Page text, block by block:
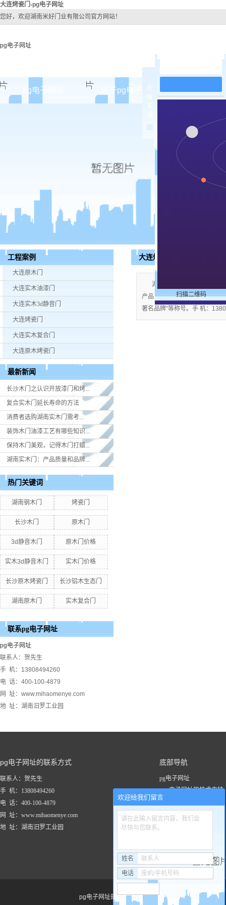
大连烤瓷门-pg电子网址
您好，欢迎湖南米好门业有限公司官方网站！
pg电子网址
pg电子网址 关于pg电子网址
公司团队
pg电子网址
大连实木
大连实木
大连烤
大连实木
工程案例
大连原木门
大连实木油漆门
大连实木3d静音门
大连烤瓷门
大连实木复合门
大连原木烤瓷门
最新新闻
长沙木门之认识开放漆门和烤...
复合实木门延长寿命的方法
消费者选购湖南实木门​需考...
装饰木门油漆工艺有哪些知识...
保持木门美观，记得木门打蜡...
湖南实木门：产品质量和品牌...
热门关键词
湖南钢木门 烤瓷门
长沙木门 原木门
3d静音木门 原木门价格
实木3d静音木门 实木门价格
长沙原木烤瓷门 长沙铝木生态门
湖南原木门 实木复合门
联系pg电子网址
pg电子网址
联系人：贺先生
手 机：13808494260
电 话：400-100-4879
网 址：www.mihaomenye.com
地 址：湖南汨罗工业园
大连烤瓷门
湖南米好门业有限公司公
产品；企业视产品质量为生命
著名品牌”等称号。手 机：
pg电子网址的联系方式
联系人：贺先生
手 机：13808494260
电 话：400-100-4879
网 址：www.mihaomenye.com
地 址：湖南汨罗工业园
底部导航
pg电子网址
pg电子网址的技术支持
关于pg电子网址
工程案例
pg电子网址的友情链接：
在
扫描二维码
欢迎给我们留言
请在此输入留言内容，我们会
尽快与您联系。
姓名 联系人
电话 座机/手机号码